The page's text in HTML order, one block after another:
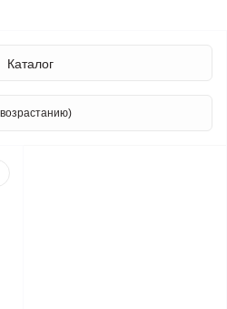
Каталог